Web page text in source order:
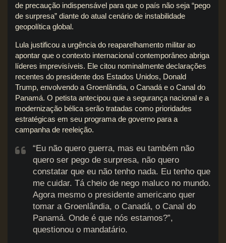
de precaução indispensável para que o país não seja “pego
de surpresa” diante do atual cenário de instabilidade
geopolítica global.
Lula justificou a urgência do reaparelhamento militar ao
apontar que o contexto internacional contemporâneo abriga
líderes imprevisíveis. Ele citou nominalmente declarações
recentes do presidente dos Estados Unidos, Donald
Trump, envolvendo a Groenlândia, o Canadá e o Canal do
Panamá. O petista antecipou que a segurança nacional e a
modernização bélica serão tratadas como prioridades
estratégicas em seu programa de governo para a
campanha de reeleição.
“Eu não quero guerra, mas eu também não
quero ser pego de surpresa, não quero
constatar que eu não tenho nada. Eu tenho que
me cuidar. Tá cheio de nego maluco no mundo.
Agora mesmo o presidente americano quer
tomar a Groenlândia, o Canadá, o Canal do
Panamá. Onde é que nós estamos?”,
questionou o mandatário.